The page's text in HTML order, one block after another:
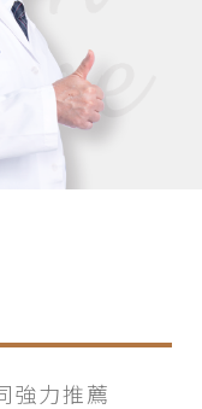
強力推薦